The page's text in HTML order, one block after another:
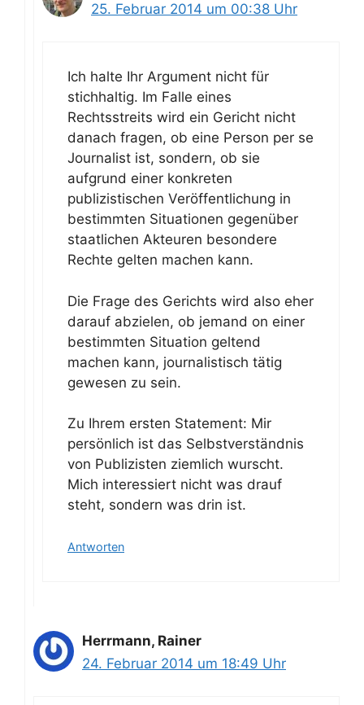
25. Februar 2014 um 00:38 Uhr
Ich halte Ihr Argument nicht für
stichhaltig. Im Falle eines
Rechtsstreits wird ein Gericht nicht
danach fragen, ob eine Person per se
Journalist ist, sondern, ob sie
aufgrund einer konkreten
publizistischen Veröffentlichung in
bestimmten Situationen gegenüber
staatlichen Akteuren besondere
Rechte gelten machen kann.
Die Frage des Gerichts wird also eher
darauf abzielen, ob jemand on einer
bestimmten Situation geltend
machen kann, journalistisch tätig
gewesen zu sein.
Zu Ihrem ersten Statement: Mir
persönlich ist das Selbstverständnis
von Publizisten ziemlich wurscht.
Mich interessiert nicht was drauf
steht, sondern was drin ist.
Antworten
Herrmann, Rainer
24. Februar 2014 um 18:49 Uhr